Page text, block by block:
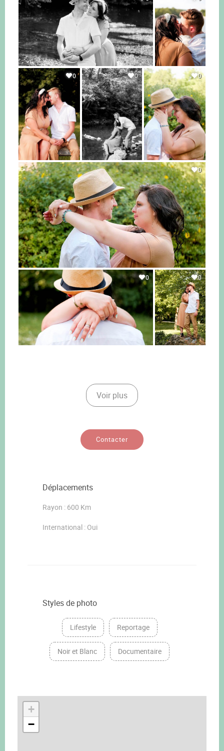
0 0 0
0
0 0
Voir plus
Contacter
Déplacements
Rayon : 600 Km
International : Oui
Styles de photo
Lifestyle Reportage
Noir et Blanc Documentaire
+
−